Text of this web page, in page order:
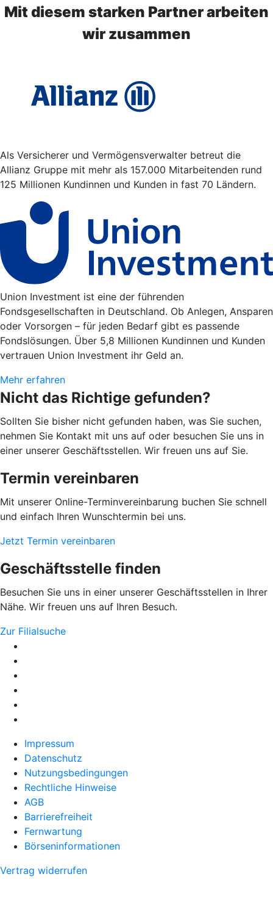
Mit diesem starken Partner arbeiten
wir zusammen
Als Versicherer und Vermögensverwalter betreut die
Allianz Gruppe mit mehr als 157.000 Mitarbeitenden rund
125 Millionen Kundinnen und Kunden in fast 70 Ländern.
Union Investment ist eine der führenden
Fondsgesellschaften in Deutschland. Ob Anlegen, Ansparen
oder Vorsorgen – für jeden Bedarf gibt es passende
Fondslösungen. Über 5,8 Millionen Kundinnen und Kunden
vertrauen Union Investment ihr Geld an.
Mehr erfahren
Nicht das Richtige gefunden?
Sollten Sie bisher nicht gefunden haben, was Sie suchen,
nehmen Sie Kontakt mit uns auf oder besuchen Sie uns in
einer unserer Geschäftsstellen. Wir freuen uns auf Sie.
Termin vereinbaren
Mit unserer Online-Terminvereinbarung buchen Sie schnell
und einfach Ihren Wunschtermin bei uns.
Jetzt Termin vereinbaren
Geschäftsstelle finden
Besuchen Sie uns in einer unserer Geschäftsstellen in Ihrer
Nähe. Wir freuen uns auf Ihren Besuch.
Zur Filialsuche
Impressum
Datenschutz
Nutzungsbedingungen
Rechtliche Hinweise
AGB
Barrierefreiheit
Fernwartung
Börseninformationen
Vertrag widerrufen